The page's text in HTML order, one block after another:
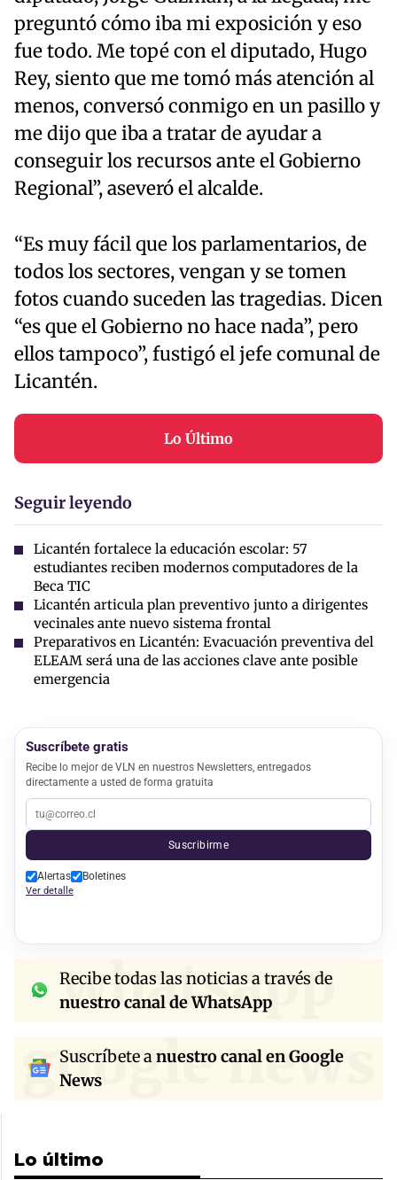
preguntó cómo iba mi exposición y eso
fue todo. Me topé con el diputado, Hugo
Rey, siento que me tomó más atención al
menos, conversó conmigo en un pasillo y
me dijo que iba a tratar de ayudar a
conseguir los recursos ante el Gobierno
Regional”, aseveró el alcalde.
“Es muy fácil que los parlamentarios, de
todos los sectores, vengan y se tomen
fotos cuando suceden las tragedias. Dicen
“es que el Gobierno no hace nada”, pero
ellos tampoco”, fustigó el jefe comunal de
Licantén.
Lo Último
Seguir leyendo
Licantén fortalece la educación escolar: 57
estudiantes reciben modernos computadores de la
Beca TIC
Licantén articula plan preventivo junto a dirigentes
vecinales ante nuevo sistema frontal
Preparativos en Licantén: Evacuación preventiva del
ELEAM será una de las acciones clave ante posible
emergencia
Suscríbete gratis
Recibe lo mejor de VLN en nuestros Newsletters, entregados
directamente a usted de forma gratuita
Suscribirme
Alertas Boletines
Ver detalle
whatsapp
Recibe todas las noticias a través de
nuestro canal de WhatsApp
google news
Suscríbete anuestro canal en Google
News
Lo último